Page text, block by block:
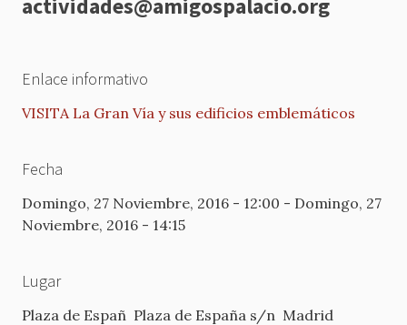
actividades@amigospalacio.org
Enlace informativo
VISITA La Gran Vía y sus edificios emblemáticos
Fecha
Domingo, 27 Noviembre, 2016 - 12:00 - Domingo, 27
Noviembre, 2016 - 14:15
Lugar
Plaza de Españ Plaza de España s/n Madrid